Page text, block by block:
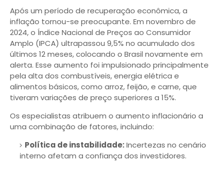
Após um período de recuperação econômica, a
inflação tornou-se preocupante. Em novembro de
2024, o Índice Nacional de Preços ao Consumidor
Amplo (IPCA) ultrapassou 9,5% no acumulado dos
últimos 12 meses, colocando o Brasil novamente em
alerta. Esse aumento foi impulsionado principalmente
pela alta dos combustíveis, energia elétrica e
alimentos básicos, como arroz, feijão, e carne, que
tiveram variações de preço superiores a 15%.
Os especialistas atribuem o aumento inflacionário a
uma combinação de fatores, incluindo:
Política de instabilidade:Incertezas no cenário
interno afetam a confiança dos investidores.